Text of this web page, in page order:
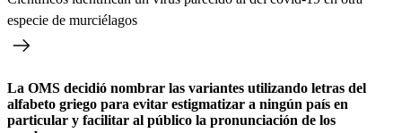
especie de murciélagos
La OMS decidió nombrar las variantes utilizando letras del
alfabeto griego para evitar estigmatizar a ningún país en
particular y facilitar al público la pronunciación de los